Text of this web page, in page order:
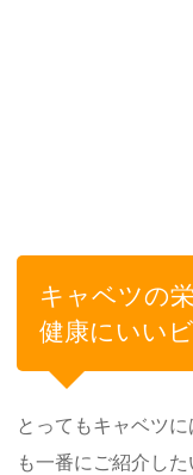
キャベツの
健康にいい
とってもキャベツ
も一番にご紹介した